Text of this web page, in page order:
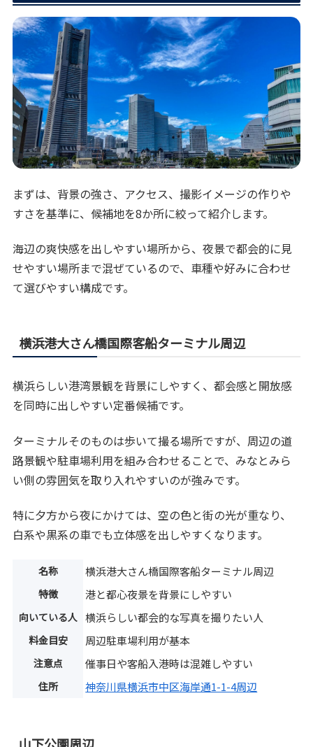
まずは、背景の強さ、アクセス、撮影イメージの作りや
すさを基準に、候補地を8か所に絞って紹介します。
海辺の爽快感を出しやすい場所から、夜景で都会的に見
せやすい場所まで混ぜているので、車種や好みに合わせ
て選びやすい構成です。
横浜港大さん橋国際客船ターミナル周辺
横浜らしい港湾景観を背景にしやすく、都会感と開放感
を同時に出しやすい定番候補です。
ターミナルそのものは歩いて撮る場所ですが、周辺の道
路景観や駐車場利用を組み合わせることで、みなとみら
い側の雰囲気を取り入れやすいのが強みです。
特に夕方から夜にかけては、空の色と街の光が重なり、
白系や黒系の車でも立体感を出しやすくなります。
名称 横浜港大さん橋国際客船ターミナル周辺
特徴 港と都心夜景を背景にしやすい
向いている人 横浜らしい都会的な写真を撮りたい人
料金目安 周辺駐車場利用が基本
注意点 催事日や客船入港時は混雑しやすい
住所 神奈川県横浜市中区海岸通1-1-4周辺